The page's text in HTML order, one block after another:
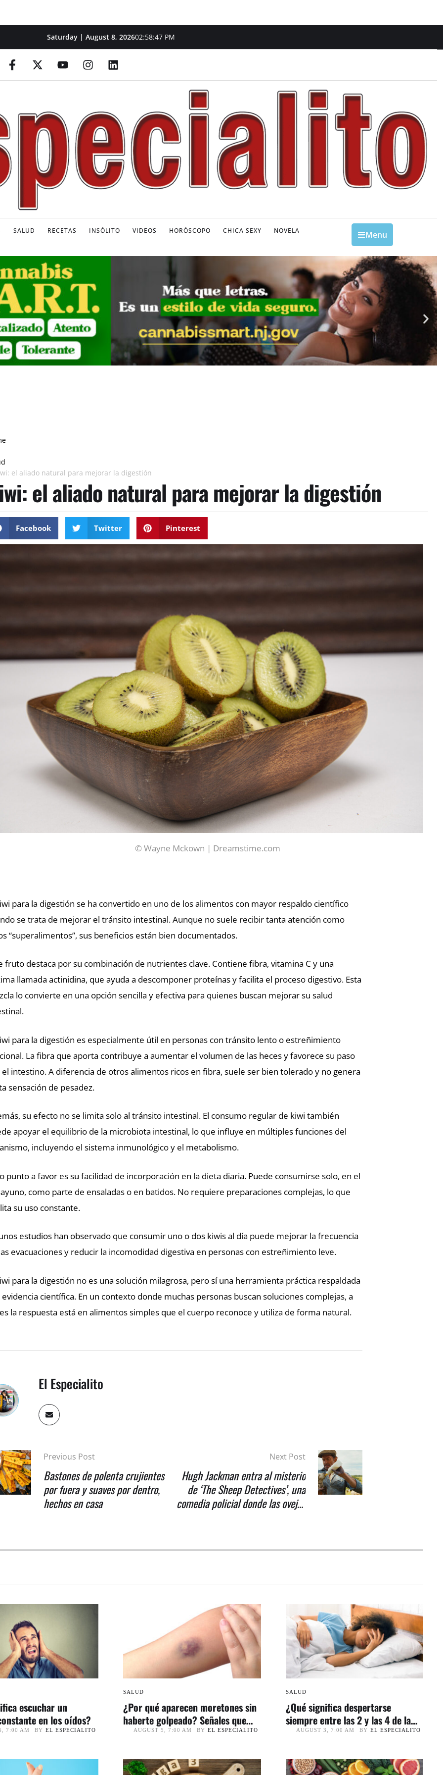
Saturday | August 8, 202602:58:47 PM
SALUD RECETAS INSÓLITO VIDEOS HORÓSCOPO CHICA SEXY NOVELA Menu
el aliado natural para mejorar la digestión
el aliado natural para mejorar la digestión
Facebook Twitter Pinterest
© Wayne Mckown | Dreamstime.com
para la digestión se ha convertido en uno de los alimentos con mayor respaldo científico
se trata de mejorar el tránsito intestinal. Aunque no suele recibir tanta atención como
“superalimentos”, sus beneficios están bien documentados.
fruto destaca por su combinación de nutrientes clave. Contiene fibra, vitamina C y una
llamada actinidina, que ayuda a descomponer proteínas y facilita el proceso digestivo. Esta
lo convierte en una opción sencilla y efectiva para quienes buscan mejorar su salud
para la digestión es especialmente útil en personas con tránsito lento o estreñimiento
La fibra que aporta contribuye a aumentar el volumen de las heces y favorece su paso
intestino. A diferencia de otros alimentos ricos en fibra, suele ser bien tolerado y no genera
sensación de pesadez.
su efecto no se limita solo al tránsito intestinal. El consumo regular de kiwi también
apoyar el equilibrio de la microbiota intestinal, lo que influye en múltiples funciones del
incluyendo el sistema inmunológico y el metabolismo.
punto a favor es su facilidad de incorporación en la dieta diaria. Puede consumirse solo, en el
como parte de ensaladas o en batidos. No requiere preparaciones complejas, lo que
su uso constante.
estudios han observado que consumir uno o dos kiwis al día puede mejorar la frecuencia
evacuaciones y reducir la incomodidad digestiva en personas con estreñimiento leve.
para la digestión no es una solución milagrosa, pero sí una herramienta práctica respaldada
científica. En un contexto donde muchas personas buscan soluciones complejas, a
la respuesta está en alimentos simples que el cuerpo reconoce y utiliza de forma natural.
El Especialito
Previous Post
Bastones de polenta crujientes
por fuera y suaves por dentro,
hechos en casa
Next Post
Hugh Jackman entra al misterio
de ‘The Sheep Detectives’, una
comedia policial donde las ovejas
escuchar un
en los oídos?
7:00 AM BY EL ESPECIALITO
SALUD
¿Por qué aparecen moretones sin
haberte golpeado? Señales que
conviene revisar
AUGUST 5, 7:00 AM BY EL ESPECIALITO
SALUD
¿Qué significa despertarse
siempre entre las 2 y las 4 de la
mañana?
AUGUST 3, 7:00 AM BY EL ESPECIALITO